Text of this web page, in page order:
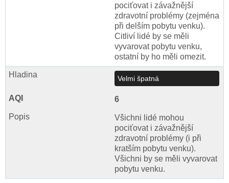
pociťovat i závažnější
zdravotní problémy (zejména
při delším pobytu venku).
Citliví lidé by se měli
vyvarovat pobytu venku,
ostatní by ho měli omezit.
Velmi špatná
6
Všichni lidé mohou
pociťovat i závažnější
zdravotní problémy (i při
kratším pobytu venku).
Všichni by se měli vyvarovat
pobytu venku.